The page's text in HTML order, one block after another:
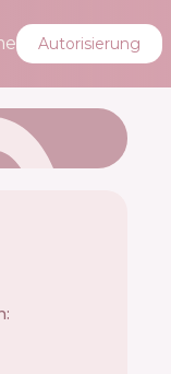
Autorisierung